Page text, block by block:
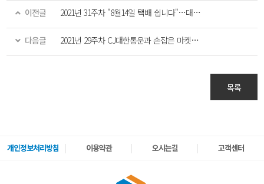
이전글 2021년 31주차 "8월14일 택배 쉽니다"…대한통운·한진·우체국 등 동참
다음글 2021년 29주차 CJ대한통운과 손잡은 마켓컬리, '샛별배송' 대구로 확대
목록
개인정보처리방침 이용약관 오시는길 고객센터